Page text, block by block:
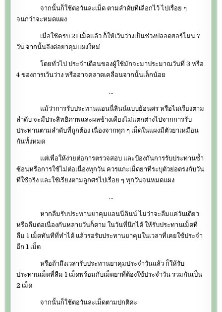
จากนั้นก็ใช้ต่อวันละเม็ด ตามลำดับที่เลือกไว้ ไปเรื่อย ๆ
จนกว่าจะหมดแผง
เมื่อใช้ครบ 21 เม็ดแล้ว ก็ให้เว้นว่างเป็นช่วงปลอดฮอร์โมน 7
วัน จากนั้นจึงต่อยาคุมแผงใหม่
โดยทั่วไป ประจำเดือนของผู้ใช้มักจะมาประมาณวันที่ 3 หรือ
4 ของการเว้นว่าง หรืออาจคลาดเคลื่อนจากนั้นเล็กน้อย
…
แม้ว่าการรับประทานแอนนี่ลินน์แบบย้อนศร หรือไม่เรียงตาม
ลำดับ จะมีประสิทธิภาพและผลข้างเคียงไม่แตกต่างไปจากการรับ
ประทานตามลำดับที่ถูกต้อง เนื่องจากทุก ๆ เม็ดในแผงมีตัวยาเหมือน
กันทั้งหมด
แต่เพื่อให้ง่ายต่อการตรวจสอบ และป้องกันการรับประทานซ้ำ
ซ้อนหรือการใช้ไม่ต่อเนื่องทุกวัน ควรแกะเม็ดยาที่ระบุตัวย่อตรงกับวัน
ที่ใช้จริง และใช้เรียงตามลูกศรไปเรื่อย ๆ ทุกวันจนหมดแผง
…
หากลืมรับประทานยาคุมแอนนี่ลินน์ ไม่ว่าจะลืมแค่วันเดียว
หรือลืมต่อเนื่องกันหลายวันก็ตาม ในวันที่นึกได้ ให้รับประทานเม็ดที่
ลืม 1 เม็ดทันทีที่ทำได้ แล้วรอรับประทานยาคุมในเวลาที่เคยใช้ประจำ
อีก 1 เม็ด
หรือถ้าถึงเวลารับประทานยาคุมประจำวันแล้ว ก็ให้รับ
ประทานเม็ดที่ลืม 1 เม็ดพร้อมกับเม็ดยาที่ต้องใช้ประจำวัน รวมกันเป็น
2 เม็ด
จากนั้นก็ใช้ต่อวันละเม็ดตามปกติค่ะ